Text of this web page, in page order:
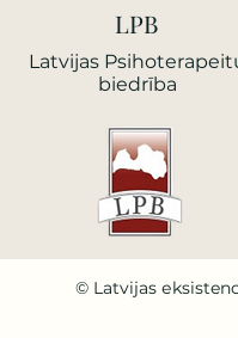
LPB
Latvijas
biedrība
© Latvijas